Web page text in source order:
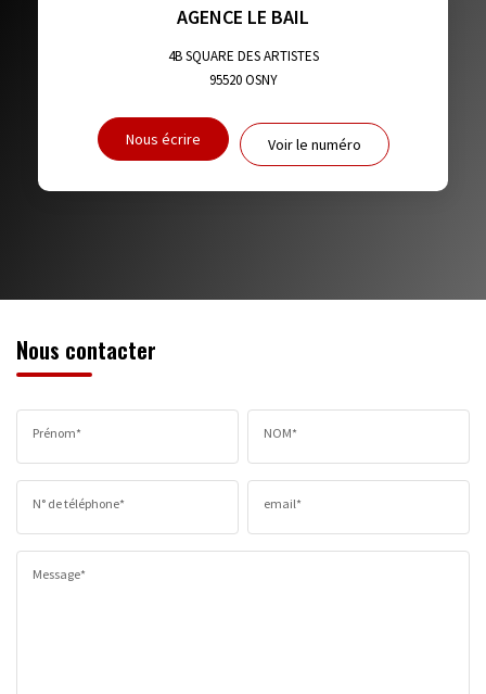
DISTANCE DE L'AÉROPORT : SUPERFICIE :
RESTAURANTS ET CAFÉS COMMERCES
AGENCE LE BAIL
4B SQUARE DES ARTISTES
95520OSNY
Nous écrire Voir le numéro
Nous contacter
Prénom* NOM*
N° de téléphone* email*
Message*